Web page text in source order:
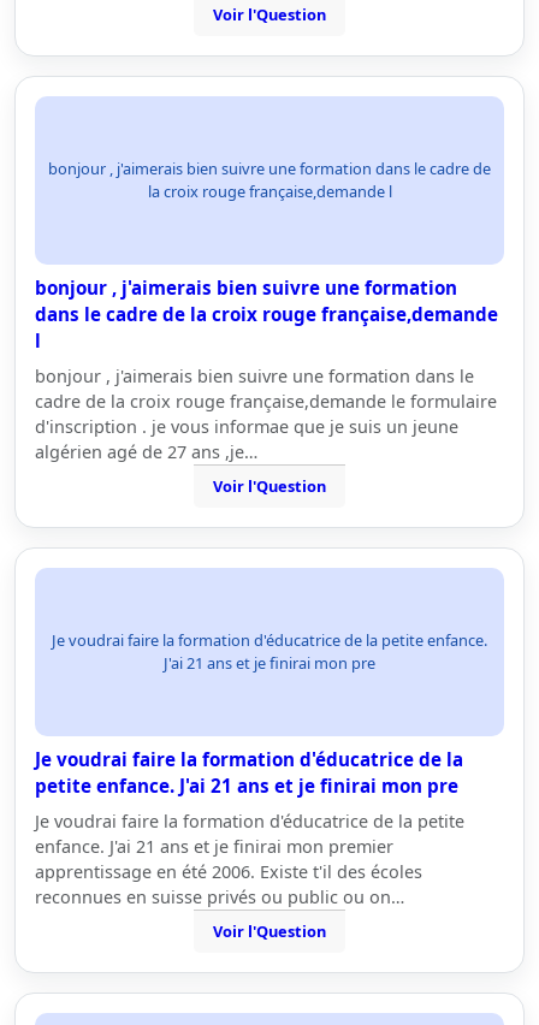
Voir l'Question
bonjour , j'aimerais bien suivre une formation dans le cadre de
la croix rouge française,demande l
bonjour , j'aimerais bien suivre une formation
dans le cadre de la croix rouge française,demande
l
bonjour , j'aimerais bien suivre une formation dans le
cadre de la croix rouge française,demande le formulaire
d'inscription . je vous informae que je suis un jeune
algérien agé de 27 ans ,je…
Voir l'Question
Je voudrai faire la formation d'éducatrice de la petite enfance.
J'ai 21 ans et je finirai mon pre
Je voudrai faire la formation d'éducatrice de la
petite enfance. J'ai 21 ans et je finirai mon pre
Je voudrai faire la formation d'éducatrice de la petite
enfance. J'ai 21 ans et je finirai mon premier
apprentissage en été 2006. Existe t'il des écoles
reconnues en suisse privés ou public ou on…
Voir l'Question